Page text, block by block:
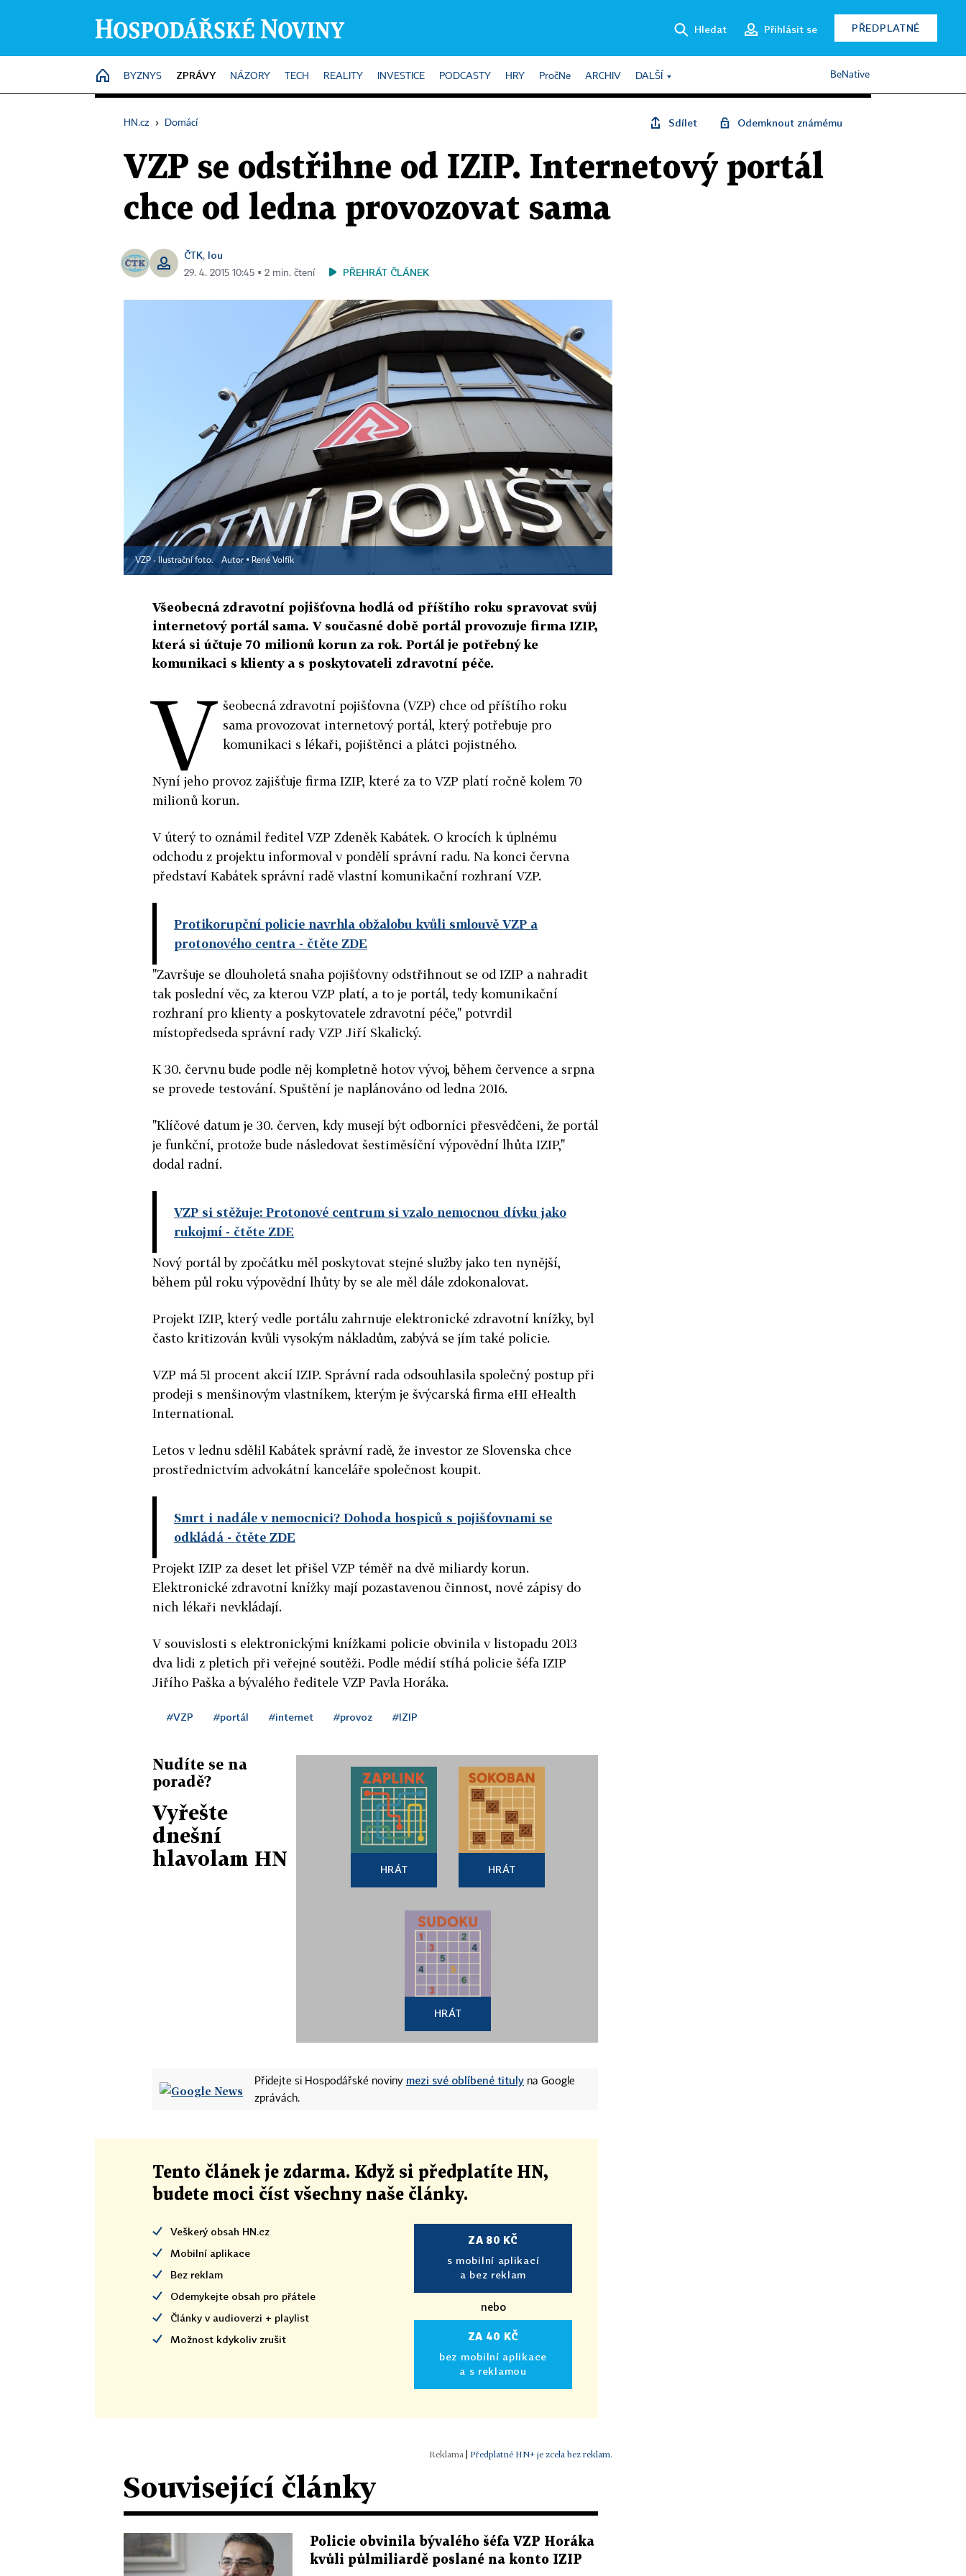
Hledat Přihlásit se PŘEDPLATNÉ
HOME
BYZNYS ZPRÁVY NÁZORY TECH REALITY INVESTICE PODCASTY HRY PročNe ARCHIV DALŠÍ BeNative
HN.cz › Domácí Sdílet Odemknout známému
VZP se odstřihne od IZIP. Internetový portál
chce od ledna provozovat sama
ČTK, lou
29. 4. 2015 10:45 ▪ 2 min. čtení PŘEHRÁT ČLÁNEK
VZP - Ilustrační foto. Autor ▪ René Volfík
Všeobecná zdravotní pojišťovna hodlá od příštího roku spravovat svůj
internetový portál sama. V současné době portál provozuje firma IZIP,
která si účtuje 70 milionů korun za rok. Portál je potřebný ke
komunikaci s klienty a s poskytovateli zdravotní péče.
V šeobecná zdravotní pojišťovna (VZP) chce od příštího roku
sama provozovat internetový portál, který potřebuje pro
komunikaci s lékaři, pojištěnci a plátci pojistného.
Nyní jeho provoz zajišťuje firma IZIP, které za to VZP platí ročně kolem 70
milionů korun.
V úterý to oznámil ředitel VZP Zdeněk Kabátek. O krocích k úplnému
odchodu z projektu informoval v pondělí správní radu. Na konci června
představí Kabátek správní radě vlastní komunikační rozhraní VZP.
Protikorupční policie navrhla obžalobu kvůli smlouvě VZP a
protonového centra - čtěte ZDE
"Završuje se dlouholetá snaha pojišťovny odstřihnout se od IZIP a nahradit
tak poslední věc, za kterou VZP platí, a to je portál, tedy komunikační
rozhraní pro klienty a poskytovatele zdravotní péče," potvrdil
místopředseda správní rady VZP Jiří Skalický.
K 30. červnu bude podle něj kompletně hotov vývoj, během července a srpna
se provede testování. Spuštění je naplánováno od ledna 2016.
"Klíčové datum je 30. červen, kdy musejí být odborníci přesvědčeni, že portál
je funkční, protože bude následovat šestiměsíční výpovědní lhůta IZIP,"
dodal radní.
VZP si stěžuje: Protonové centrum si vzalo nemocnou dívku jako
rukojmí - čtěte ZDE
Nový portál by zpočátku měl poskytovat stejné služby jako ten nynější,
během půl roku výpovědní lhůty by se ale měl dále zdokonalovat.
Projekt IZIP, který vedle portálu zahrnuje elektronické zdravotní knížky, byl
často kritizován kvůli vysokým nákladům, zabývá se jím také policie.
VZP má 51 procent akcií IZIP. Správní rada odsouhlasila společný postup při
prodeji s menšinovým vlastníkem, kterým je švýcarská firma eHI eHealth
International.
Letos v lednu sdělil Kabátek správní radě, že investor ze Slovenska chce
prostřednictvím advokátní kanceláře společnost koupit.
Smrt i nadále v nemocnici? Dohoda hospiců s pojišťovnami se
odkládá - čtěte ZDE
Projekt IZIP za deset let přišel VZP téměř na dvě miliardy korun.
Elektronické zdravotní knížky mají pozastavenou činnost, nové zápisy do
nich lékaři nevkládají.
V souvislosti s elektronickými knížkami policie obvinila v listopadu 2013
dva lidi z pletich při veřejné soutěži. Podle médií stíhá policie šéfa IZIP
Jiřího Paška a bývalého ředitele VZP Pavla Horáka.
#VZP #portál #internet #provoz #IZIP
Nudíte se na
poradě?
Vyřešte
dnešní
hlavolam HN
HRÁT HRÁT
HRÁT
Přidejte si Hospodářské noviny mezi své oblíbené tituly na Google
zprávách.
Tento článek je zdarma. Když si předplatíte HN,
budete moci číst všechny naše články.
Veškerý obsah HN.cz
Mobilní aplikace
Bez reklam
Odemykejte obsah pro přátele
Články v audioverzi + playlist
Možnost kdykoliv zrušit
ZA 80 KČ
s mobilní aplikací
a bez reklam
nebo
ZA 40 KČ
bez mobilní aplikace
a s reklamou
| Předplatné HN+ je zcela bez reklam.
Související články
Policie obvinila bývalého šéfa VZP Horáka
kvůli půlmiliardě poslané na konto IZIP